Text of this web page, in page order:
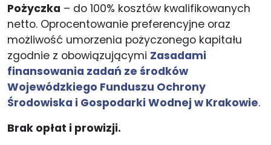
Pożyczka – do 100% kosztów kwalifikowanych
netto. Oprocentowanie preferencyjne oraz
możliwość umorzenia pożyczonego kapitału
zgodnie z obowiązującymi Zasadami
finansowania zadań ze środków
Wojewódzkiego Funduszu Ochrony
Środowiska i Gospodarki Wodnej w Krakowie.
Brak opłat i prowizji.